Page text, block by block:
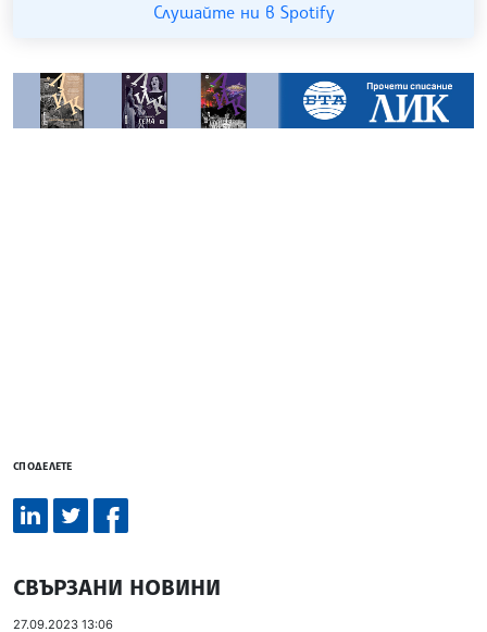
Слушайте ни в Spotify
СПОДЕЛЕТЕ
СВЪРЗАНИ НОВИНИ
27.09.2023 13:06